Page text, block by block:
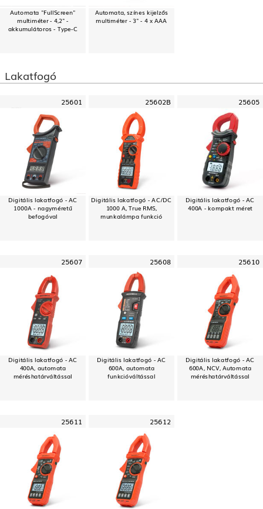
Automata "FullScreen"
multiméter - 4,2" -
akkumulátoros - Type-C
Automata, színes kijelzős
multiméter - 3" - 4 x AAA
Lakatfogó
25601
Digitális lakatfogó - AC
1000A - nagyméretű
befogóval
25602B
Digitális lakatfogó - AC/DC
1000 A, True RMS,
munkalámpa funkció
25605
Digitális lakatfogó - AC
400A - kompakt méret
25607
Digitális lakatfogó - AC
400A, automata
méréshatárváltással
25608
Digitális lakatfogó - AC
600A, automata
funkcióváltással
25610
Digitális lakatfogó - AC
600A, NCV, Automata
méréshatárváltással
25611 25612